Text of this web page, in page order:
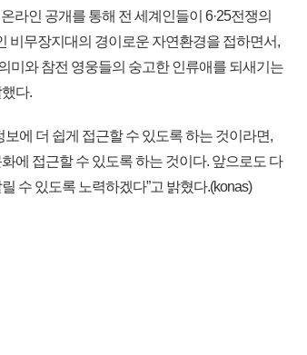
라인 공개를 통해 전 세계인들이 6·25전쟁의
비무장지대의 경이로운 자연환경을 접하면서,
미와 참전 영웅들의 숭고한 인류애를 되새기는
다.
에 더 쉽게 접근할 수 있도록 하는 것이라면,
에 접근할 수 있도록 하는 것이다. 앞으로도 다
수 있도록 노력하겠다”고 밝혔다.(konas)